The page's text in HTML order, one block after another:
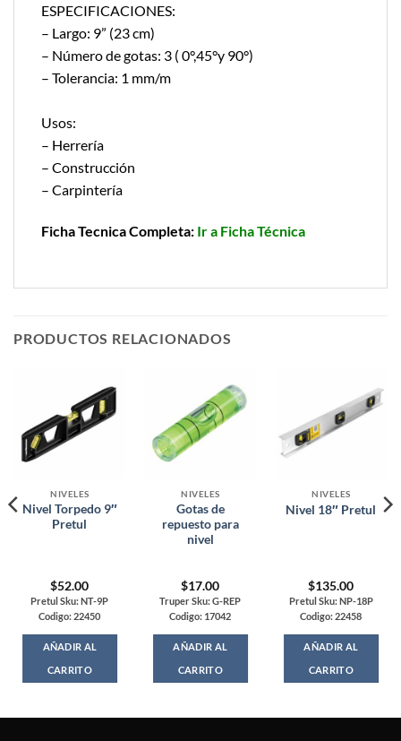
ESPECIFICACIONES:
– Largo: 9” (23 cm)
– Número de gotas: 3 ( 0°,45°y 90°)
– Tolerancia: 1 mm/m
Usos:
– Herrería
– Construcción
– Carpintería
Ficha Tecnica Completa: Ir a Ficha Técnica
PRODUCTOS RELACIONADOS
NIVELES
Nivel Torpedo 9″
Pretul
$52.00
Pretul Sku: NT-9P
Codigo: 22450
AÑADIR AL
CARRITO
NIVELES
Gotas de
repuesto para
nivel
$17.00
Truper Sku: G-REP
Codigo: 17042
AÑADIR AL
CARRITO
NIVELES
Nivel 18″ Pretul
$135.00
Pretul Sku: NP-18P
Codigo: 22458
AÑADIR AL
CARRITO